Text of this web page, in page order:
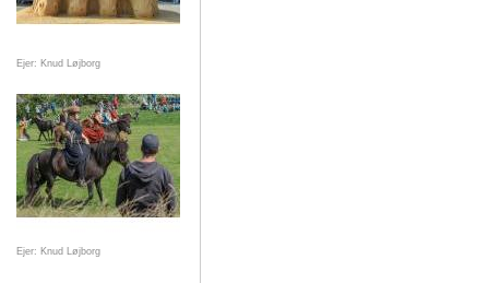
Ejer: Knud Løjborg
Ejer: Knud Løjborg